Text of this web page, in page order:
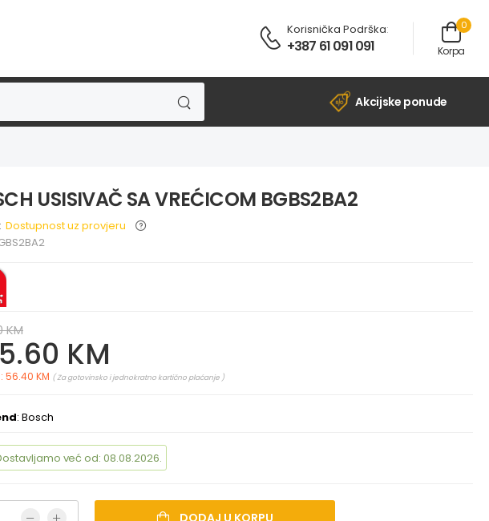
Korisnička Podrška:
+387 61 091 091
0
Korpa
Akcijske ponude
USISIVAČ SA VREĆICOM BGBS2BA2
Dostupnost uz provjeru
KM
KM
56.40 KM ( Za gotovinsko i jednokratno kartično plaćanje )
: Bosch
već od: 08.08.2026.